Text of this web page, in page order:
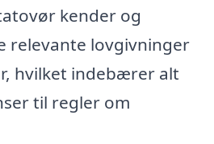
kender og
relevante lovgivninger
hvilket indebærer alt
til regler om